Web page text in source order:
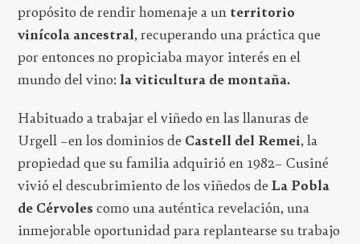
propósito de rendir homenaje a un territorio
vinícola ancestral, recuperando una práctica que
por entonces no propiciaba mayor interés en el
mundo del vino: la viticultura de montaña.
Habituado a trabajar el viñedo en las llanuras de
Urgell –en los dominios de Castell del Remei, la
propiedad que su familia adquirió en 1982– Cusiné
vivió el descubrimiento de los viñedos deLa Pobla
de Cérvoles como una auténtica revelación, una
inmejorable oportunidad para replantearse su trabajo